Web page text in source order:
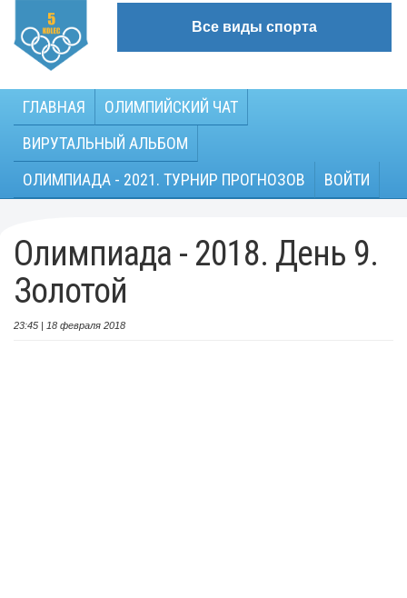
Все виды спорта
ГЛАВНАЯ
ОЛИМПИЙСКИЙ ЧАТ
ВИРУТАЛЬНЫЙ АЛЬБОМ
ОЛИМПИАДА - 2021. ТУРНИР ПРОГНОЗОВ
ВОЙТИ
Олимпиада - 2018. День 9.
Золотой
23:45 | 18 февраля 2018